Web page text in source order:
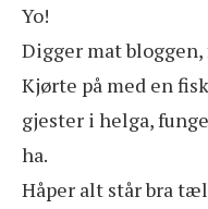
Yo!
Digger mat bloggen,
Kjørte på med en
gjester i helga,
ha.
Håper alt står bra